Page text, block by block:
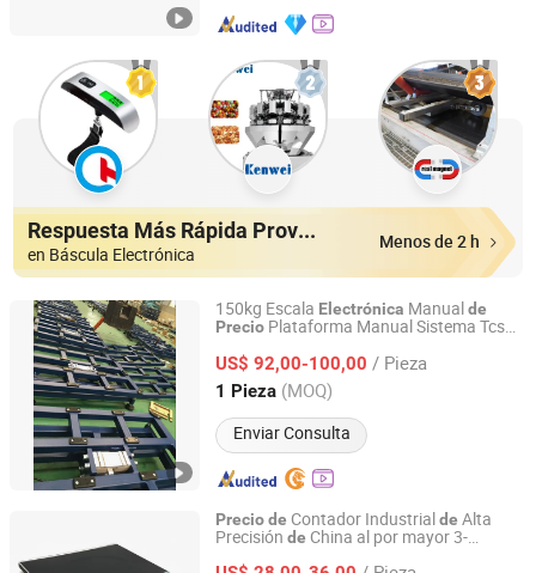
Respuesta Más Rápida Proveedores
en Báscula Electrónica
Menos de 2 h
150kg Escala Electrónica Manual de
Precio Plataforma Manual Sistema Tcs
US$ 92,00-100,00 / Pieza
1 Pieza (MOQ)
Enviar Consulta
Danko Scale Co., Ltd.
Jiangsu, China Desde 2022
Preciode Contador Industrialde Alta
Precisión de China al por mayor 3-
SUZHOU YAOGANG ELECTRONIC MATERIAL CO., LTD